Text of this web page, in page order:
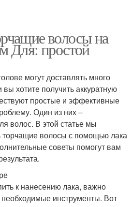
волосы на
Для: простой
могут доставлять много
хотите получить аккуратную
простые и эффективные
Один из них –
волос. В этой статье мы
торчащие волосы с помощью лака
советы помогут вам
к нанесению лака, важно
необходимые инструменты. Вот